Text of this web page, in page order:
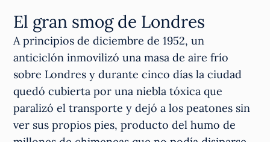
El gran smog de Londres
A principios de diciembre de 1952, un
anticiclón inmovilizó una masa de aire frío
sobre Londres y durante cinco días la ciudad
quedó cubierta por una niebla tóxica que
paralizó el transporte y dejó a los peatones sin
ver sus propios pies, producto del humo de